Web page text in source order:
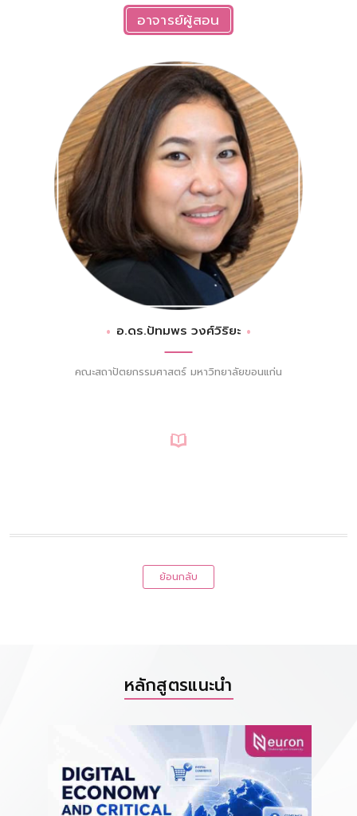
อาจารย์ผู้สอน
อ.ดร.ปัทมพร วงศ์วิริยะ
คณะสถาปัตยกรรมศาสตร์ มหาวิทยาลัยขอนแก่น
ย้อนกลับ
หลักสูตรแนะนำ